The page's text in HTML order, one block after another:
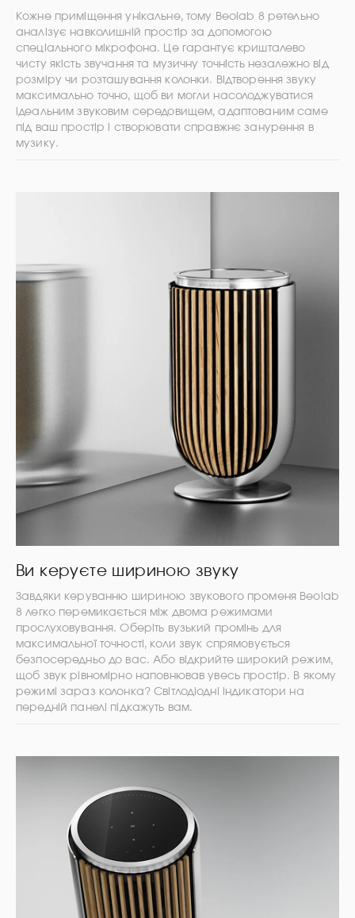
Кожне приміщення унікальне, тому Beolab 8 ретельно
аналізує навколишній простір за допомогою
спеціального мікрофона. Це гарантує кришталево
чисту якість звучання та музичну точність незалежно від
розміру чи розташування колонки. Відтворення звуку
максимально точно, щоб ви могли насолоджуватися
ідеальним звуковим середовищем, адаптованим саме
під ваш простір і створювати справжнє занурення в
музику.
Ви керуєте шириною звуку
Завдяки керуванню шириною звукового променя Beolab
8 легко перемикається між двома режимами
прослуховування. Оберіть вузький промінь для
максимальної точності, коли звук спрямовується
безпосередньо до вас. Або відкрийте широкий режим,
щоб звук рівномірно наповнював увесь простір. В якому
режимі зараз колонка? Світлодіодні індикатори на
передній панелі підкажуть вам.